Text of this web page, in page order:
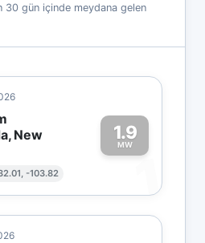
30 gün içinde meydana gelen
New
-103.82
1.9
MW
1